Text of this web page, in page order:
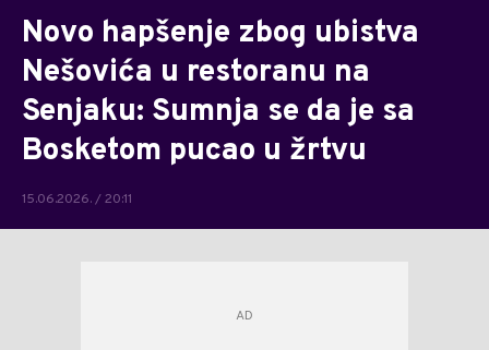
Novo hapšenje zbog ubistva
Nešovića u restoranu na
Senjaku: Sumnja se da je sa
Bosketom pucao u žrtvu
15.06.2026. / 20:11